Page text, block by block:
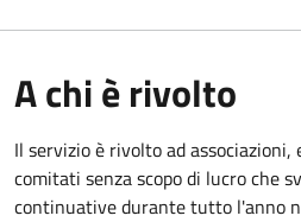
A chi è rivolto
Il servizio è rivolto ad
comitati senza scopo di lucro che
continuative durante tutto l'anno